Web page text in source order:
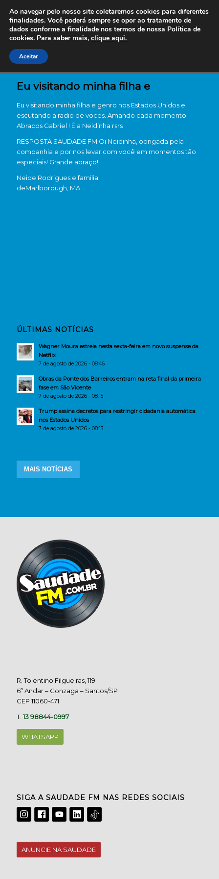
Eu visitando minha filha e
Eu visitando minha filha e genro nos Estados Unidos e
escutando a radio de voces. Amando cada momento.
Abracos Gabriel ! É a Neidinha rsrs
RESPOSTA SAUDADE FM:Oi Neidinha, obrigada pela
companhia e por nos levar com você em momentos tão
especiais! Grande abraço!
Neide Rodrigues e familia
deMarlborough, MA
ÚLTIMAS NOTÍCIAS
Wagner Moura estreia nesta sexta-feira em novo suspense da
Netflix
7 de agosto de 2026 - 08:46
Obras da Ponte dos Barreiros entram na reta final da primeira
fase em São Vicente
7 de agosto de 2026 - 08:15
Trump assina decretos para restringir cidadania automática
nos Estados Unidos
7 de agosto de 2026 - 08:13
MAIS NOTÍCIAS
R. Tolentino Filgueiras, 119
6º Andar – Gonzaga – Santos/SP
CEP 11060-471
T.13 98844-0997
WHATSAPP
SIGA A SAUDADE FM NAS REDES SOCIAIS
ANUNCIE NA SAUDADE
Ao navegar pelo nosso site coletaremos cookies para diferentes
finalidades. Você poderá sempre se opor ao tratamento de
dados conforme a finalidade nos termos de nossa Política de
cookies. Para saber mais, clique aqui.
Aceitar